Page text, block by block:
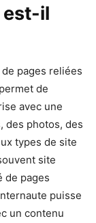
est-il
pages reliées
de
avec une
des photos, des
types de site
site
de pages
puisse
un contenu